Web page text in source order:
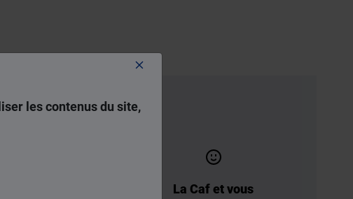
les contenus du site,
La Caf et vous